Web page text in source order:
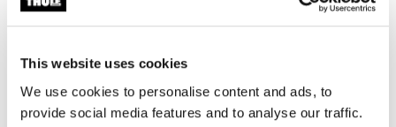
This website uses cookies
We use cookies to personalise content and ads, to
provide social media features and to analyse our traffic.
Thule Yepp mini windscreen
pantalla contra el viento transparente
Thule Yepp front adapter
adaptador